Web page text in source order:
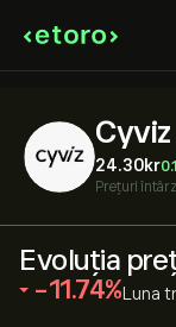
Cyviz
24.30‎kr‎
Prețuri
Evoluția
‎-11.74‎ Luna